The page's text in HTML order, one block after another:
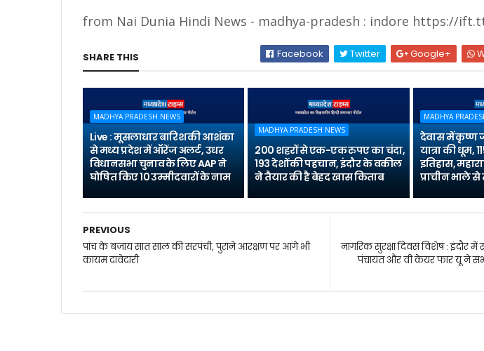
from Nai Dunia Hindi News - madhya-pradesh : indore https://
SHARE THIS Facebook Twitter Google+
MADHYA PRADESH NEWS
Live : मूसलाधार बारिश की आशंका
से मध्य प्रदेश में ऑरेंज अलर्ट, उधर
विधानसभा चुनाव के लिए AAP ने
घोषित किए 10 उम्मीदवारों के नाम
MADHYA PRADESH NEWS
200 शहरों से एक-एक रुपए का चंदा,
193 देशों की पहचान, इंदौर के वकील
ने तैयार की है बेहद खास किताब
MADHYA
देवास में कृष्ण
यात्रा की धूम,
इतिहास,
प्राचीन भाले
नागरिक सुरक्षा दिवस विशेष :
पंचायत और वी केयर फार यू ने
PREVIOUS
पांच के बजाय सात साल की सरपंची, पुराने आरक्षण पर आगे भी
कायम दावेदारी